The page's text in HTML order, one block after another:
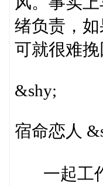
绪负责，
可就很难
&shy;
宿命恋人
一起工作